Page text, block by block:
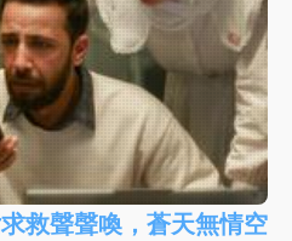
救聲聲喚，蒼天無情空